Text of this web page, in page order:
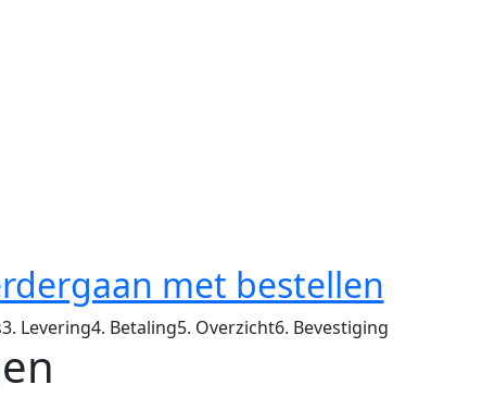
met bestellen
3. Levering4. Betaling5. Overzicht6. Bevestiging